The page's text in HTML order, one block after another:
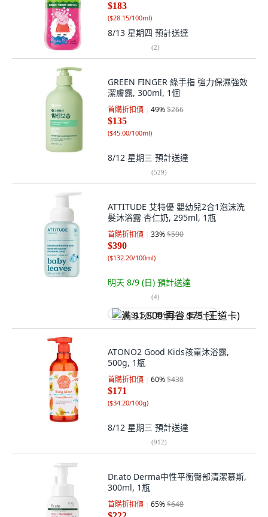
$183
($28.15/100ml)
8/13 星期四 預計送達
(2)
GREEN FINGER 綠手指 強力保濕強效
潔膚露, 300ml, 1個
首購折扣價 49%$266
$135
($45.00/100ml)
8/12 星期三 預計送達
(529)
ATTITUDE 艾特優 嬰幼兒2合1泡沫洗
髮沐浴露 杏仁奶, 295ml, 1瓶
首購折扣價 33%$590
$390
($132.20/100ml)
明天 8/9 (日) 預計送達
(4)
满 $1,500 再省 $75 (王道卡)
ATONO2 Good Kids孩童沐浴露,
500g, 1瓶
首購折扣價 60%$438
$171
($34.20/100g)
8/12 星期三 預計送達
(912)
Dr.ato Derma中性平衡臀部清潔慕斯,
300ml, 1瓶
首購折扣價 65%$648